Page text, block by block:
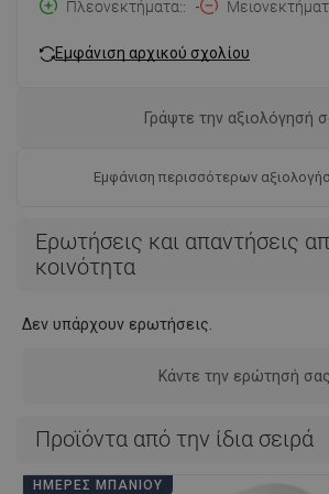
Πλεονεκτήματα:
-
Εμφάνιση αρχικού σχολίου
Εμφάνιση περισσότερων
Γράψτε την αξιολόγησή
Ερωτήσεις και απαντήσεις
κοινότητα
Δεν υπάρχουν ερωτήσεις.
Κάντε την ερώτησή σας.
Προϊόντα από την ίδια σειρά
ΗΜΈΡΕΣ ΜΠΆΝΙΟΥ